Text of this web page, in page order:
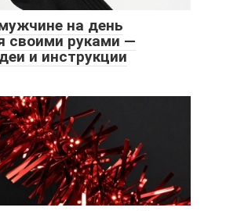
на день
своими руками —
и инструкции